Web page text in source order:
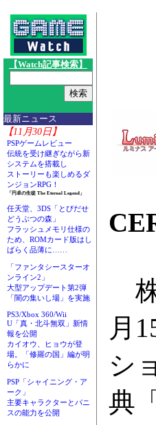
【Watch記事検索】
最新ニュース
【11月30日】
PSPゲームレビュー
伝統を受け継ぎながら新
システムを搭載し
ストーリーも楽しめるダ
ンジョンRPG！
「円卓の生徒 The Eternal Legend」
任天堂、3DS「とびだせ
どうぶつの森」
フラッシュメモリ仕様の
ため、ROMカード版はし
ばらく品薄に……
「ファンタシースターオ
ンライン2」
大型アップデート第2弾
「闇の集いし場」を実施
PS3/Xbox 360/Wii
U「真・北斗無双」新情
報を公開
カイオウ、ヒョウが登
場。「修羅の国」編が明
らかに
PSP「シャイニング・ア
ーク」
主要キャラクターとパニ
スの能力を公開
月
シ
典